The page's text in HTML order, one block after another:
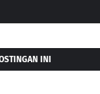
INI